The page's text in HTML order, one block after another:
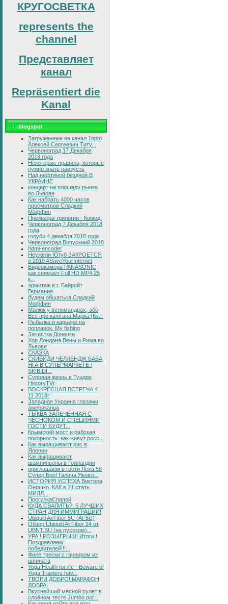
КРУГОСВЕТКА
represents the
channel
Представляет
канал
Repräsentiert die
Kanal
blogspot
Загруженные на канал 1opto
Алексей Сергеевич Титу...
Червоноград 17 Декабря
2018 года
Некоторые правила, которые
нужно знать наизусть
Над нефтяной бездной В
УКРАИНЕ
концерт на площади рынка
во Львове
Как набрать 4000 часов
просмотров Сладкий
Маффин
Премьера трилогии - Комод!
Червоноград 7 Декабря 2018
года
голуби 4 декабря 2018 года
Червоноград Випускний 2018
hdmi-encoder
Неужели Ютуб ЗАКРОЕТСЯ
в 2019 #SaveYourInternet
Видеокамера PANASONIC
как снимает Full HD MP4 25
к...
эрмитаж в г. Байройт
Германия
будем общаться Сладкий
Маффин
Малюк у веломандрах, або
Все про капітана Марка (№...
Рыбалка в карьере на
поплавок. My fishing
Зачистка Донецка
Хор Лондона Вены и Рима во
Львове
СКАЗКА
СКИБИДИ ЧЕЛЛЕНДЖ БАБА
ЯГА В СУПЕРМАРКЕТЕ /
SKIBIDI...
Суровая жизнь в Тундре
HistoryTVr
ВОСКРЕСНАЯ ВСТРЕЧА 4
11 2018г
Западная Украина глазами
американца
ТЫКВА ЗАПЕЧЁННАЯ С
ЧЕСНОКОМ И СПЕЦИЯМИ
ГОСТИ БУДУТ...
Крымский мост и рабская
покорность: как живут росс...
Как выращивают рис в
Японии
Как выращивают
шампиньоны в Голландии
приглашаем в гости Леха 58
Супер Бро! Галина Яковл...
ИСТОРИЯ УСПЕХА Виктора
Оношко. КАК в 21 стать
МИЛЛ...
ПрогулкаСпапой
КУДА СВАЛИТЬ?! 5 ЛУЧШИХ
СТРАН ДЛЯ ИММИГРАЦИИ!
Ubiquiti AirFiber 5U (AF5U)
Обзор Ubiquiti AirFiber 24 от
UBNT.SU (на русском)...
УРА ! РОЗЫГРЫШ! Итоги !
Поздравляем
победителей!!!...
Филе трески с гарниром из
шпината
Yoga Health for life - Beware of
Yoga Trainers hav...
ТВОРИ ДОБРО! МАРАФОН
ДОБРА!
Вкуснейший мясной рулет в
слоёном тесте Jumbo por...